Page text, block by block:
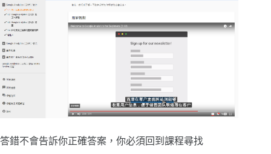
答錯不會告訴你正確答案，你必須回到課程尋找